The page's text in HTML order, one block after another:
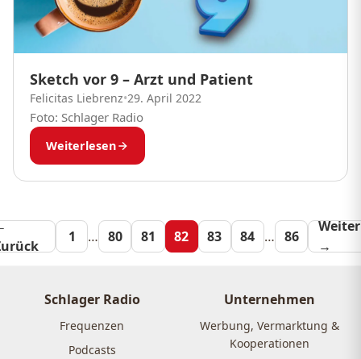
Sketch vor 9 – Arzt und Patient
Felicitas Liebrenz•29. April 2022
Foto: Schlager Radio
Weiterlesen
der
1 … 80 81 82 83 84 … 86
Weiter
→
Schlager Radio
Frequenzen
Podcasts
Unternehmen
Werbung, Vermarktung &
Kooperationen